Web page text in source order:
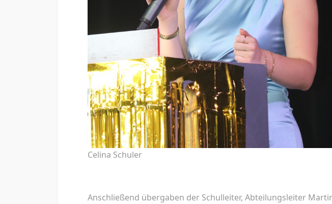
Celina Schuler
Anschließend übergaben der Schulleiter, Abteilungsleiter